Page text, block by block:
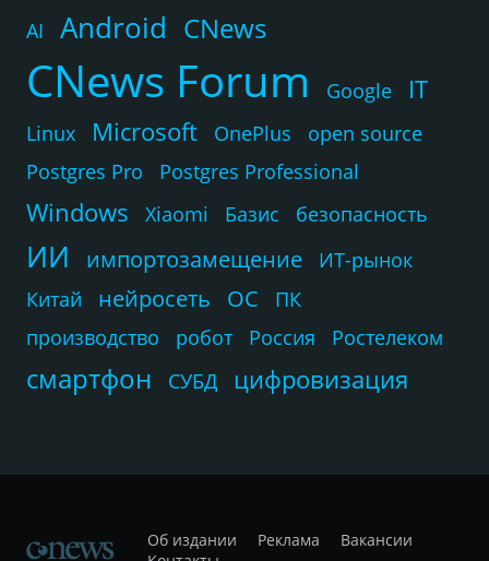
AI Android CNews
CNews Forum Google IT
Linux Microsoft OnePlus
open source
Postgres Pro
Postgres Professional
Windows Xiaomi Базис безопасность
ИИ импортозамещение
ИТ-рынок
Китай
нейросеть ОС
ПК
производство
робот Россия Ростелеком
смартфон СУБД цифровизация
Об издании Реклама
Вакансии